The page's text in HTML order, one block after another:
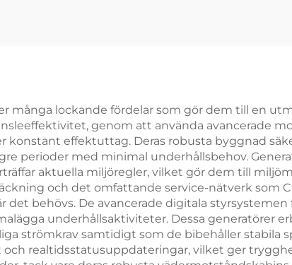
många lockande fördelar som gör dem till en
genom att använda avancerade
effektuttag. Deras robusta byggnad
perioder med minimal underhållsbehov.
aktuella miljöregler, vilket gör dem till
och det omfattande service-nätverk som
det behövs. De avancerade digitala
underhållsaktiviteter. Dessa generatörer
strömkrav samtidigt som de bibehåller
realtidsstatusuppdateringar, vilket ger